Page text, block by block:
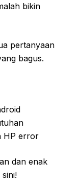
bikin
pertanyaan
bagus.
HP error
dan enak